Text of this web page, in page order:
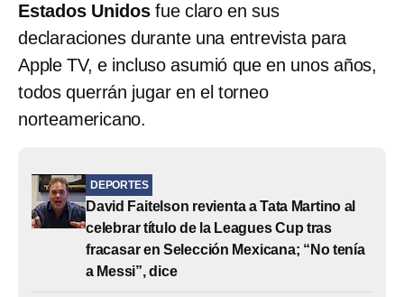
Estados Unidosfue claro en sus
declaraciones durante una entrevista para
Apple TV, e incluso asumió que en unos años,
todos querrán jugar en el torneo
norteamericano.
DEPORTES
David Faitelson revienta a Tata Martino al
celebrar título de la Leagues Cup tras
fracasar en Selección Mexicana; “No tenía
a Messi”, dice